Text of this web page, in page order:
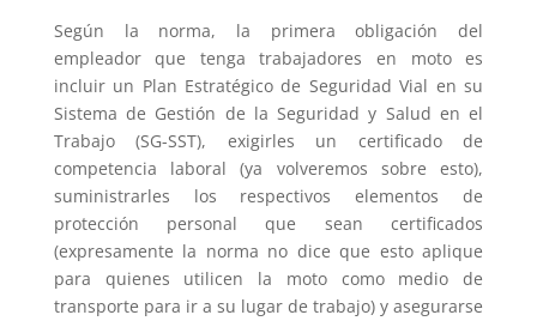
Según la norma, la primera obligación del
empleador que tenga trabajadores en moto es
incluir un Plan Estratégico de Seguridad Vial en su
Sistema de Gestión de la Seguridad y Salud en el
Trabajo (SG-SST), exigirles un certificado de
competencia laboral (ya volveremos sobre esto),
suministrarles los respectivos elementos de
protección personal que sean certificados
(expresamente la norma no dice que esto aplique
para quienes utilicen la moto como medio de
transporte para ir a su lugar de trabajo) y asegurarse